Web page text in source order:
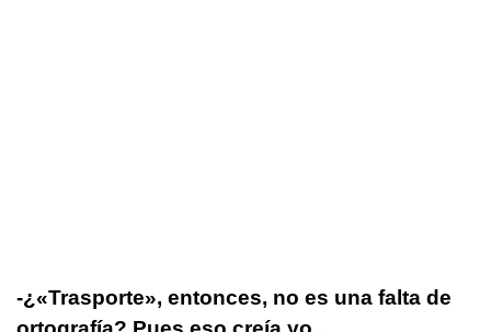
­-¿«Trasporte», entonces, no es una falta de